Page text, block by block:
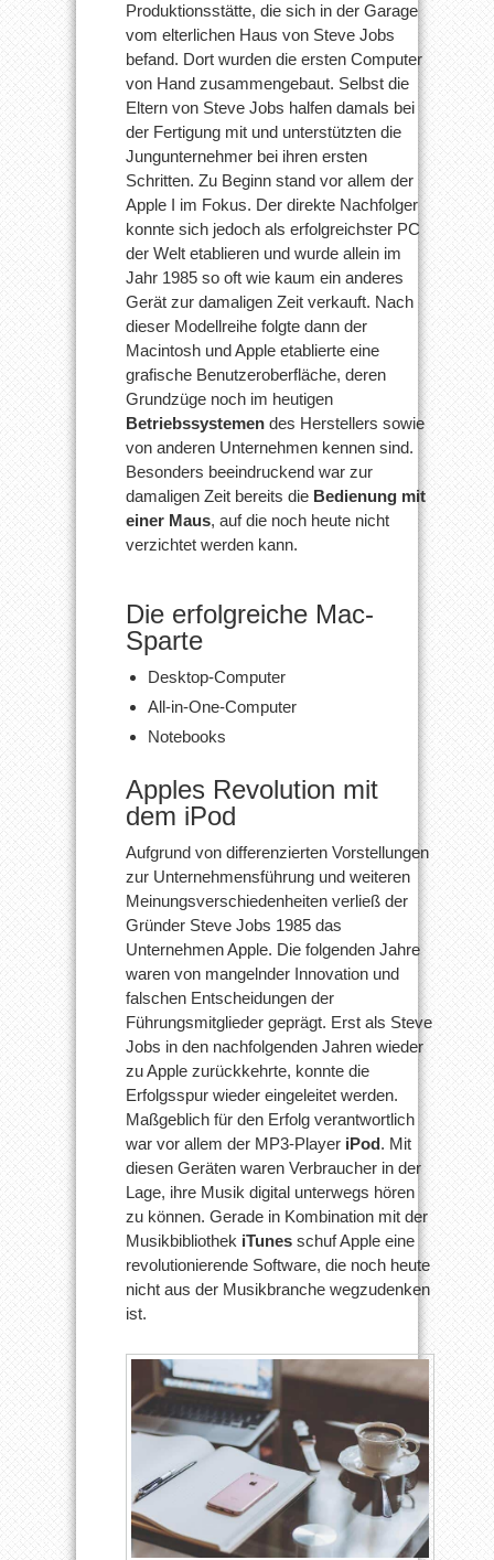
Produktionsstätte, die sich in der Garage
vom elterlichen Haus von Steve Jobs
befand. Dort wurden die ersten Computer
von Hand zusammengebaut. Selbst die
Eltern von Steve Jobs halfen damals bei
der Fertigung mit und unterstützten die
Jungunternehmer bei ihren ersten
Schritten. Zu Beginn stand vor allem der
Apple I im Fokus. Der direkte Nachfolger
konnte sich jedoch als erfolgreichster PC
der Welt etablieren und wurde allein im
Jahr 1985 so oft wie kaum ein anderes
Gerät zur damaligen Zeit verkauft. Nach
dieser Modellreihe folgte dann der
Macintosh und Apple etablierte eine
grafische Benutzeroberfläche, deren
Grundzüge noch im heutigen
Betriebssystemen des Herstellers sowie
von anderen Unternehmen kennen sind.
Besonders beeindruckend war zur
damaligen Zeit bereits die Bedienung mit
einer Maus, auf die noch heute nicht
verzichtet werden kann.
Die erfolgreiche Mac-
Sparte
Desktop-Computer
All-in-One-Computer
Notebooks
Apples Revolution mit
dem iPod
Aufgrund von differenzierten Vorstellungen
zur Unternehmensführung und weiteren
Meinungsverschiedenheiten verließ der
Gründer Steve Jobs 1985 das
Unternehmen Apple. Die folgenden Jahre
waren von mangelnder Innovation und
falschen Entscheidungen der
Führungsmitglieder geprägt. Erst als Steve
Jobs in den nachfolgenden Jahren wieder
zu Apple zurückkehrte, konnte die
Erfolgsspur wieder eingeleitet werden.
Maßgeblich für den Erfolg verantwortlich
war vor allem der MP3-Player iPod. Mit
diesen Geräten waren Verbraucher in der
Lage, ihre Musik digital unterwegs hören
zu können. Gerade in Kombination mit der
Musikbibliothek iTunes schuf Apple eine
revolutionierende Software, die noch heute
nicht aus der Musikbranche wegzudenken
ist.